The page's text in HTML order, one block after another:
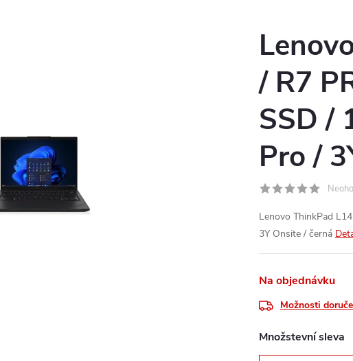
/ R7
SSD /
Pro /
Lenovo ThinkPad
3Y Onsite / černá
Na objednávku
Možnosti
Množstevní sleva